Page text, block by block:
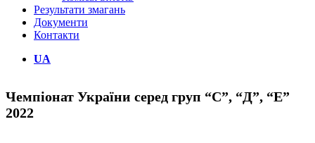
Результати змагань
Документи
Контакти
UA
Чемпіонат України серед груп “С”, “Д”, “Е”
2022